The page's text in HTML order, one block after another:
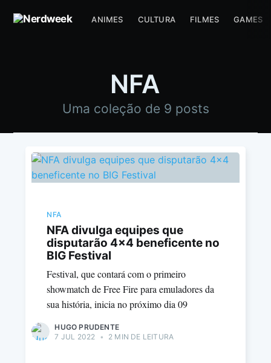
ANIMES CULTURA FILMES GAMES
NFA
Uma coleção de 9 posts
NFA
NFA divulga equipes que
disputarão 4x4 beneficente no
BIG Festival
Festival, que contará com o primeiro
showmatch de Free Fire para emuladores da
sua história, inicia no próximo dia 09
HUGO PRUDENTE
7 JUL 2022 • 2 MIN DE LEITURA